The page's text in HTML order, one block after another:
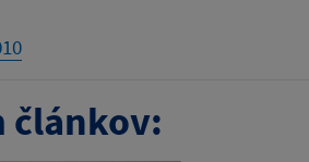
článkov: